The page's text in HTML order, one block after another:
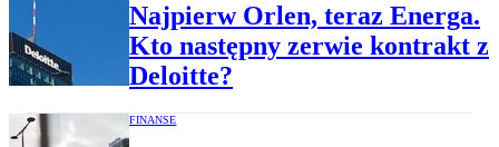
Najpierw Orlen, teraz Energa.
Kto następny zerwie kontrakt z
Deloitte?
FINANSE